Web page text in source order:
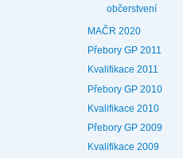
občerstvení
MAČR 2020
Přebory GP 2011
Kvalifikace 2011
Přebory GP 2010
Kvalifikace 2010
Přebory GP 2009
Kvalifikace 2009